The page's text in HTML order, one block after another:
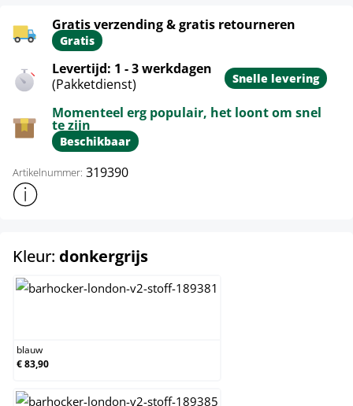
Gratis verzending & gratis retourneren
Gratis
Levertijd: 1 - 3 werkdagen
(Pakketdienst)
Snelle levering
Momenteel erg populair, het loont om snel
te zijn
Beschikbaar
Artikelnummer: 319390
Toon meer productinformatie
Kleur: donkergrijsselect
blauw
€ 83,90